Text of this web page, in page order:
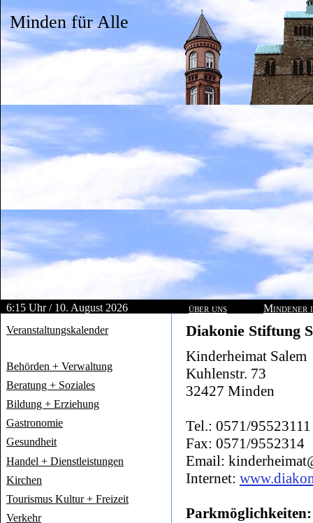
Minden für Alle
6:15 Uhr / 10. August 2026 über uns
Mindener
Veranstaltungskalender
Behörden + Verwaltung
Beratung + Soziales
Bildung + Erziehung
Gastronomie
Gesundheit
Handel + Dienstleistungen
Kirchen
Tourismus Kultur + Freizeit
Verkehr
Diakonie Stiftung
Kinderheimat Salem
Kuhlenstr. 73
32427 Minden
Tel.: 0571/95523111
Fax: 0571/9552314
Email:
Internet:
Parkmöglichkeiten: